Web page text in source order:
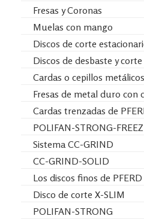
Fresas y Coronas
Muelas con mango
Discos de corte
Discos de desbaste y corte
Cardas o cepillos metálicos
Fresas de metal duro con
Cardas trenzadas de
POLIFAN-STRONG-
Sistema CC-GRIND
CC-GRIND-SOLID
Los discos finos de PFERD
Disco de corte X-SLIM
POLIFAN-STRONG